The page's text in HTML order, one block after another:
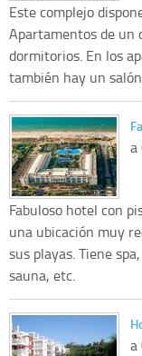
Este complejo
Apartamentos de un
dormitorios. En los
también hay un
a
Fabuloso hotel con
una ubicación muy
sus playas. Tiene
sauna, etc.
a